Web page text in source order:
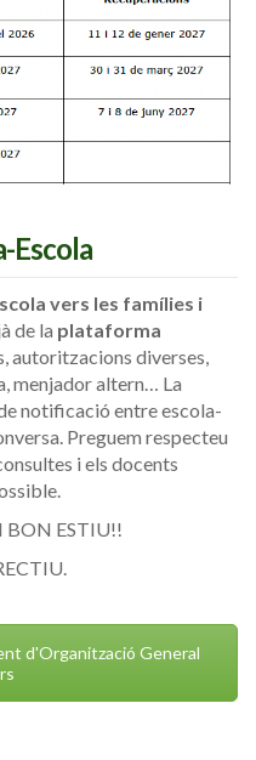
Escola
vers les famílies i
de la plataforma
autoritzacions diverses,
menjador altern… La
notificació entre escola-
Preguem respecteu
i els docents
BON ESTIU!!
d'Organització General